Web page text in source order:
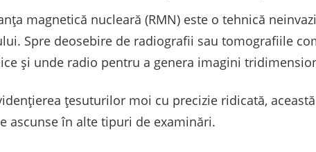
magnetică nucleară (RMN) este o tehnică
Spre deosebire de radiografii sau tomografiile
și unde radio pentru a genera imagini
țesuturilor moi cu precizie ridicată,
ascunse în alte tipuri de examinări.